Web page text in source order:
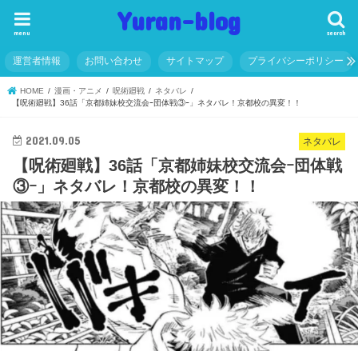
Yuran-blog search
menu
運営者情報 お問い合わせ サイトマップ プライバシーポリシー
HOME 漫画・アニメ 呪術廻戦
ネタバレ
【呪術廻戦】36話「京都姉妹校交流会ｰ団体戦③ｰ」ネタバレ！京都校の異変！！
ネタバレ
2021.09.05
【呪術廻戦】36話「京都姉妹校交流会ｰ団体戦
③ｰ」ネタバレ！京都校の異変！！